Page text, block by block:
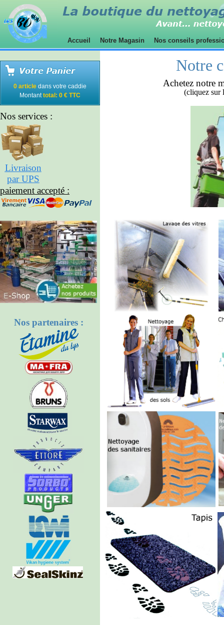
Accueil Notre Magasin Nos conseils
0 article dans votre caddie
Montanttotal: 0 € TTC
Nos services :
Livraison
par UPS
paiement accepté :
Nos partenaires :
Notre
Achetez notre
(cliquez sur